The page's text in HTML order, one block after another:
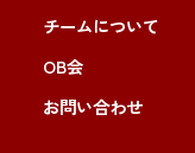
チームについて
OB会
お問い合わせ